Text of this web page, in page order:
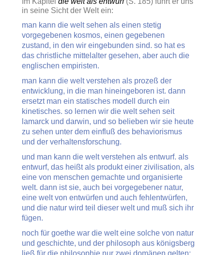
in seine Sicht der Welt ein:
man kann die welt sehen als einen stetig
vorgegebenen kosmos, einen gegebenen
zustand, in den wir eingebunden sind. so hat es
das christliche mittelalter gesehen, aber auch die
englischen empiristen.
man kann die welt verstehen als prozeß der
entwicklung, in die man hineingeboren ist. dann
ersetzt man ein statisches modell durch ein
kinetisches. so lernen wir die welt sehen seit
lamarck und darwin, und so belieben wir sie heute
zu sehen unter dem einfluß des behaviorismus
und der verhaltensforschung.
und man kann die welt verstehen als entwurf. als
entwurf, das heißt als produkt einer zivilisation, als
eine von menschen gemachte und organisierte
welt. dann ist sie, auch bei vorgegebener natur,
eine welt von entwürfen und auch fehlentwürfen,
und die natur wird teil dieser welt und muß sich ihr
fügen.
noch für goethe war die welt eine solche von natur
und geschichte, und der philosoph aus königsberg
ließ für die philosophie nur zwei domänen gelten: